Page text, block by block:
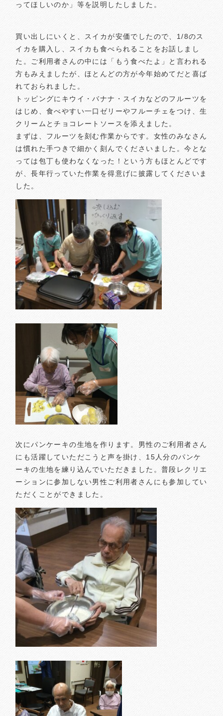
ってほしいのか」等を説明したしました。
買い出しにいくと、スイカが安価でしたので、1/8のス
イカを購入し、スイカも食べられることをお話しまし
た。ご利用者さんの中には「もう食べたよ」と言われる
方もみえましたが、ほとんどの方が今年始めてだと喜ば
れておられました。
トッピングにキウイ・バナナ・スイカなどのフルーツを
はじめ、食べやすい一口ゼリーやフルーチェをつけ、生
クリームとチョコレートソースを添えました。
まずは、フルーツを刻む作業からです。女性のみなさん
は慣れた手つきで細かく刻んでくださいました。今とな
っては包丁も使わなくなった！という方もほとんどです
が、長年行っていた作業を得意げに披露してくださいま
した。
次にパンケーキの生地を作ります。男性のご利用者さん
にも活躍していただこうと声を掛け、15人分のパンケ
ーキの生地を練り込んでいただきました。普段レクリエ
ーションに参加しない男性ご利用者さんにも参加してい
ただくことができました。